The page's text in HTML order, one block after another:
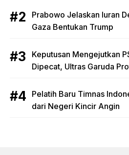
Prabowo Jelaskan Iuran
Gaza Bentukan Trump
Keputusan Mengejutkan
Dipecat, Ultras Garuda
Pelatih Baru Timnas
dari Negeri Kincir Angin